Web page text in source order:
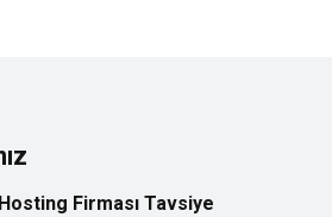
Firması Tavsiye